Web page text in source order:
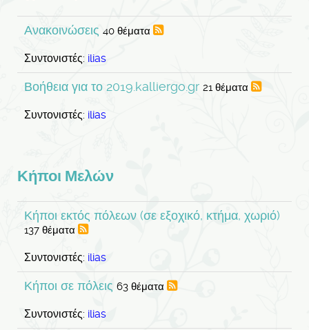
Ανακοινώσεις 40 θέματα
Συντονιστές: ilias
Βοήθεια για το 2019.kalliergo.gr 21 θέματα
Συντονιστές: ilias
Κήποι Μελών
Κήποι εκτός πόλεων (σε εξοχικό, κτήμα, χωριό)
137 θέματα
Συντονιστές: ilias
Κήποι σε πόλεις 63 θέματα
Συντονιστές: ilias